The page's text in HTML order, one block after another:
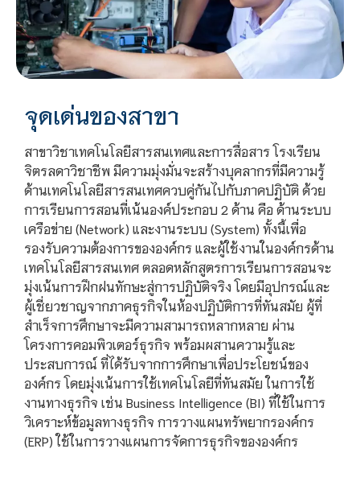
จุดเด่นของสาขา
สาขาวิชาเทคโนโลยีสารสนเทศและการสื่อสาร โรงเรียน
จิตรลดาวิชาชีพ มีความมุ่งมั่นจะสร้างบุคลากรที่มีความรู้
ด้านเทคโนโลยีสารสนเทศควบคู่กันไปกับภาคปฏิบัติ ด้วย
การเรียนการสอนที่เน้นองค์ประกอบ 2 ด้าน คือ ด้านระบบ
เครือข่าย (Network) และงานระบบ (System) ทั้งนี้เพื่อ
รองรับความต้องการขององค์กร และผู้ใช้งานในองค์กรด้าน
เทคโนโลยีสารสนเทศ ตลอดหลักสูตรการเรียนการสอนจะ
มุ่งเน้นการฝึกฝนทักษะสู่การปฏิบัติจริง โดยมีอุปกรณ์และ
ผู้เชี่ยวชาญจากภาคธุรกิจในห้องปฏิบัติการที่ทันสมัย ผู้ที่
สำเร็จการศึกษาจะมีความสามารถหลากหลาย ผ่าน
โครงการคอมพิวเตอร์ธุรกิจ พร้อมผสานความรู้และ
ประสบการณ์ ที่ได้รับจากการศึกษาเพื่อประโยชน์ของ
องค์กร โดยมุ่งเน้นการใช้เทคโนโลยีที่ทันสมัย ในการใช้
งานทางธุรกิจ เช่น Business Intelligence (BI) ที่ใช้ในการ
วิเคราะห์ข้อมูลทางธุรกิจ การวางแผนทรัพยากรองค์กร
(ERP) ใช้ในการวางแผนการจัดการธุรกิจขององค์กร